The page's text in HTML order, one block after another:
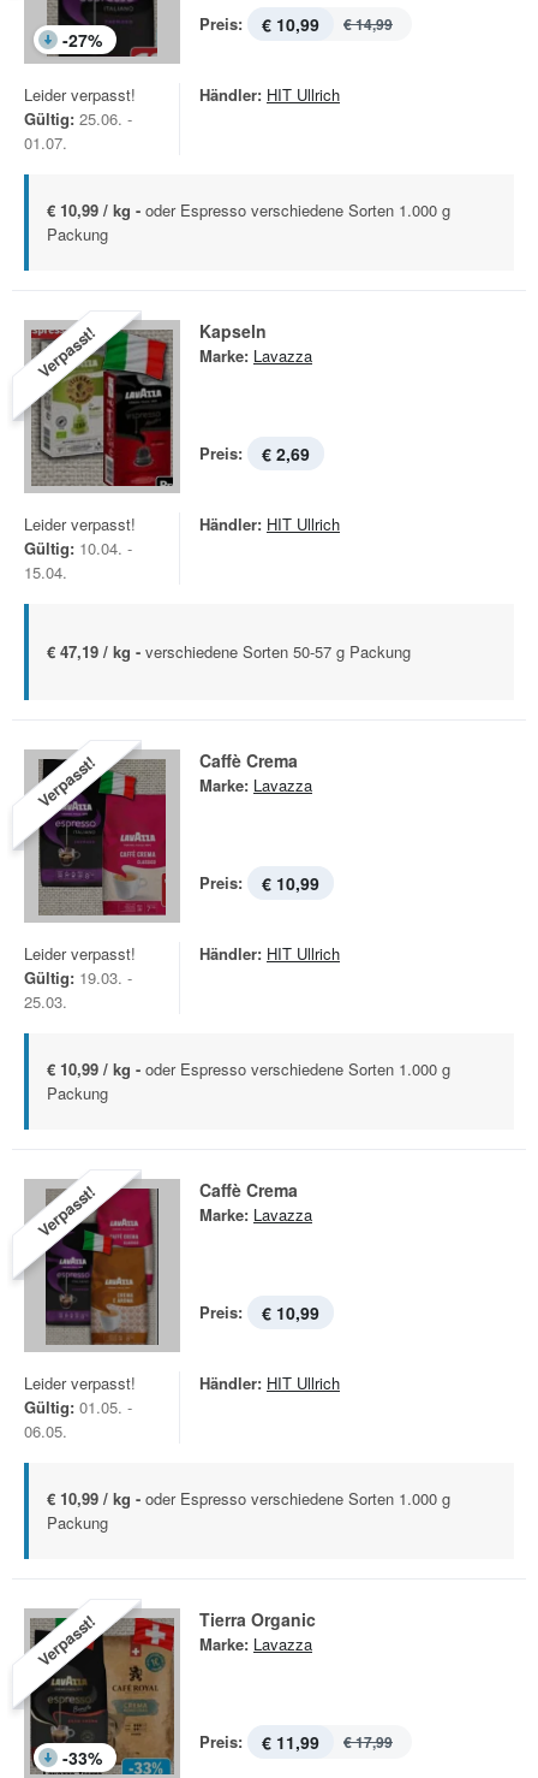
-27%
Preis: € 10,99 € 14,99
Leider verpasst!
Gültig: 25.06. -
01.07.
Händler: HIT Ullrich
€ 10,99 / kg - oder Espresso verschiedene Sorten 1.000 g
Packung
Verpasst! Kapseln
Marke: Lavazza
Preis: € 2,69
Leider verpasst!
Gültig: 10.04. -
15.04.
Händler: HIT Ullrich
€ 47,19 / kg - verschiedene Sorten 50-57 g Packung
Verpasst! Caffè Crema
Marke: Lavazza
Preis: € 10,99
Leider verpasst!
Gültig: 19.03. -
25.03.
Händler: HIT Ullrich
€ 10,99 / kg - oder Espresso verschiedene Sorten 1.000 g
Packung
Verpasst! Caffè Crema
Marke: Lavazza
Preis: € 10,99
Leider verpasst!
Gültig: 01.05. -
06.05.
Händler: HIT Ullrich
€ 10,99 / kg - oder Espresso verschiedene Sorten 1.000 g
Packung
Verpasst!
-33%
Tierra Organic
Marke: Lavazza
Preis: € 11,99 € 17,99